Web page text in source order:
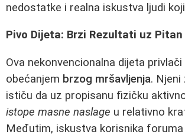
nedostatke i realna iskustva ljudi
Pivo Dijeta: Brzi Rezultati uz Pitan
Ova nekonvencionalna dijeta privlači
obećanjem brzog mršavljenja. Njeni
ističu da uz propisanu fizičku
istope masne naslage u relativno
Međutim, iskustva korisnika